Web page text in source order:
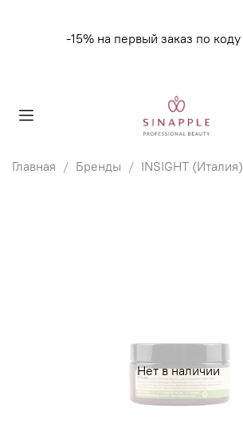
-15% на первый заказ по коду
Главная Бренды INSIGHT (Италия)
Нет в наличии